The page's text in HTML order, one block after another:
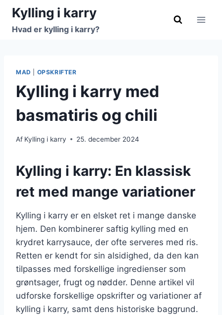
Fortsæt
indhold
Kylling i karry
Hvad er kylling i karry?
MAD OPSKRIFTER
Kylling i karry med
basmatiris og chili
Af Kylling i karry 25. december 2024
Kylling i karry: En klassisk
ret med mange variationer
Kylling i karry er en elsket ret i mange danske
hjem. Den kombinerer saftig kylling med en
krydret karrysauce, der ofte serveres med ris.
Retten er kendt for sin alsidighed, da den kan
tilpasses med forskellige ingredienser som
grøntsager, frugt og nødder. Denne artikel vil
udforske forskellige opskrifter og variationer af
kylling i karry, samt dens historiske baggrund.